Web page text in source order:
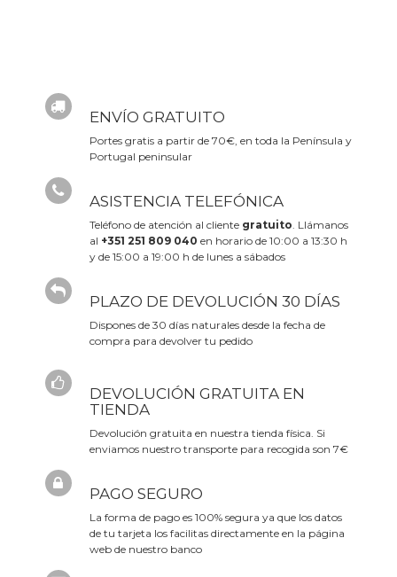
ENVÍO GRATUITO
Portes gratis a partir de 70€, en toda la Península y
Portugal peninsular
ASISTENCIA TELEFÓNICA
Teléfono de atención al cliente gratuito. Llámanos
al +351 251 809 040 en horario de 10:00 a 13:30 h
y de 15:00 a 19:00 h de lunes a sábados
PLAZO DE DEVOLUCIÓN 30 DÍAS
Dispones de 30 días naturales desde la fecha de
compra para devolver tu pedido
DEVOLUCIÓN GRATUITA EN
TIENDA
Devolución gratuita en nuestra tienda física. Si
enviamos nuestro transporte para recogida son 7€
PAGO SEGURO
La forma de pago es 100% segura ya que los datos
de tu tarjeta los facilitas directamente en la página
web de nuestro banco